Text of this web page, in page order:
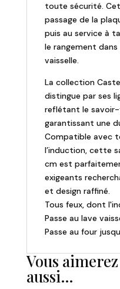
toute sécurité.
passage de la
puis au service à
le rangement
vaisselle.
La collection
distingue par ses
reflétant le
garantissant une
Compatible avec
l’induction, cette
cm est
exigeants
et design raffiné.
Tous feux, dont
Passe au lave
Passe au four
Vous
aussi…